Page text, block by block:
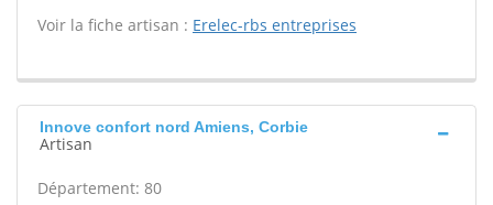
Voir la fiche artisan : Erelec-rbs entreprises
Innove confort nord Amiens, Corbie
Artisan
Département: 80